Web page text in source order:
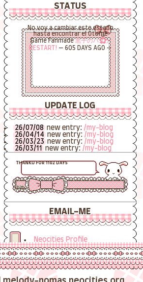
STATUS
No voy a cambiar este estado
hasta encontrar el Otome
Game Fanmade黒子のバスケ
RESTART! — 605 DAYS AGO —
UPDATE LOG
26/07/08 new entry: /my-blog
26/04/14
new entry: /my-blog
26/03/23
new entry: /my-blog
26/03/11
new entry: /my-blog
THANKU FOR1102DAYS
EMAIL-ME
Neocities Profile
Sign my Guestbook:here
melodynomas5@gmail